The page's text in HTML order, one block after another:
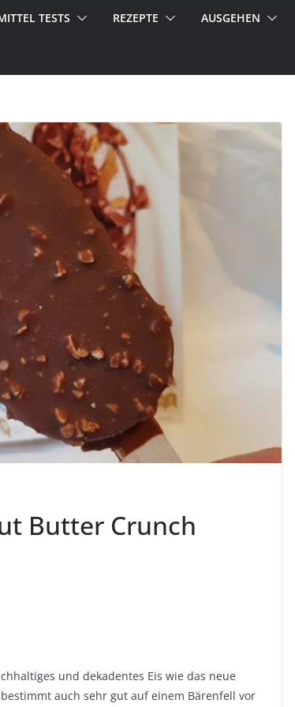
TESTS REZEPTE AUSGEHEN
Butter Crunch
und dekadentes Eis wie das neue
auch sehr gut auf einem Bärenfell vor